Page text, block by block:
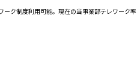
ク制度利用可能。現在の当事業部テレワーク率